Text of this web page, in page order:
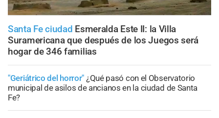
Santa Fe ciudad Esmeralda Este II: la Villa
Suramericana que después de los Juegos será
hogar de 346 familias
"Geriátrico del horror" ¿Qué pasó con el Observatorio
municipal de asilos de ancianos en la ciudad de Santa
Fe?